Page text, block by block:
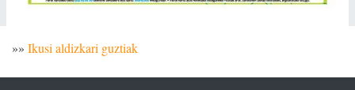
»» Ikusi aldizkari guztiak